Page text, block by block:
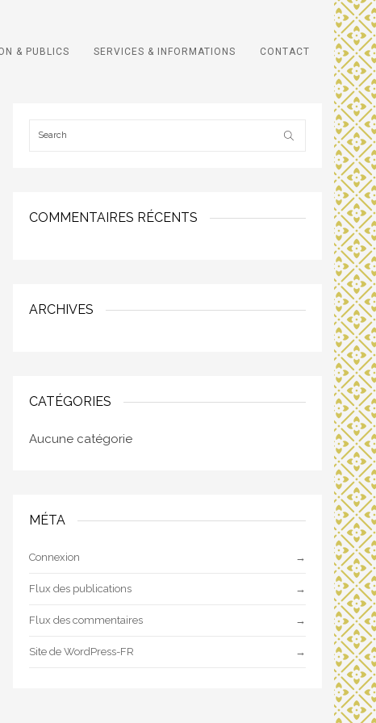
& PUBLICS SERVICES & INFORMATIONS CONTACT
COMMENTAIRES RÉCENTS
ARCHIVES
CATÉGORIES
Aucune catégorie
MÉTA
Connexion
Flux des publications
Flux des commentaires
Site de WordPress-FR